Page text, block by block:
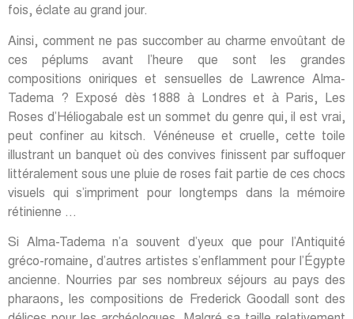
fois, éclate au grand jour.
Ainsi, comment ne pas succomber au charme envoûtant de
ces péplums avant l’heure que sont les grandes
compositions oniriques et sensuelles de Lawrence Alma-
Tadema ? Exposé dès 1888 à Londres et à Paris, Les
Roses d’Héliogabale est un sommet du genre qui, il est vrai,
peut confiner au kitsch. Vénéneuse et cruelle, cette toile
illustrant un banquet où des convives finissent par suffoquer
littéralement sous une pluie de roses fait partie de ces chocs
visuels qui s’impriment pour longtemps dans la mémoire
rétinienne …
Si Alma-Tadema n’a souvent d’yeux que pour l’Antiquité
gréco-romaine, d’autres artistes s’enflamment pour l’Égypte
ancienne. Nourries par ses nombreux séjours au pays des
pharaons, les compositions de Frederick Goodall sont des